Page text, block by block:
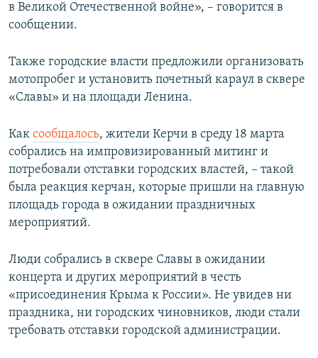
в Великой Отечественной войне», – говорится в
сообщении.
Также городские власти предложили организовать
мотопробег и установить почетный караул в сквере
«Славы» и на площади Ленина.
Как сообщалось, жители Керчи в среду 18 марта
собрались на импровизированный митинг и
потребовали отставки городских властей, – такой
была реакция керчан, которые пришли на главную
площадь города в ожидании праздничных
мероприятий.
Люди собрались в сквере Славы в ожидании
концерта и других мероприятий в честь
«присоединения Крыма к России». Не увидев ни
праздника, ни городских чиновников, люди стали
требовать отставки городской администрации.